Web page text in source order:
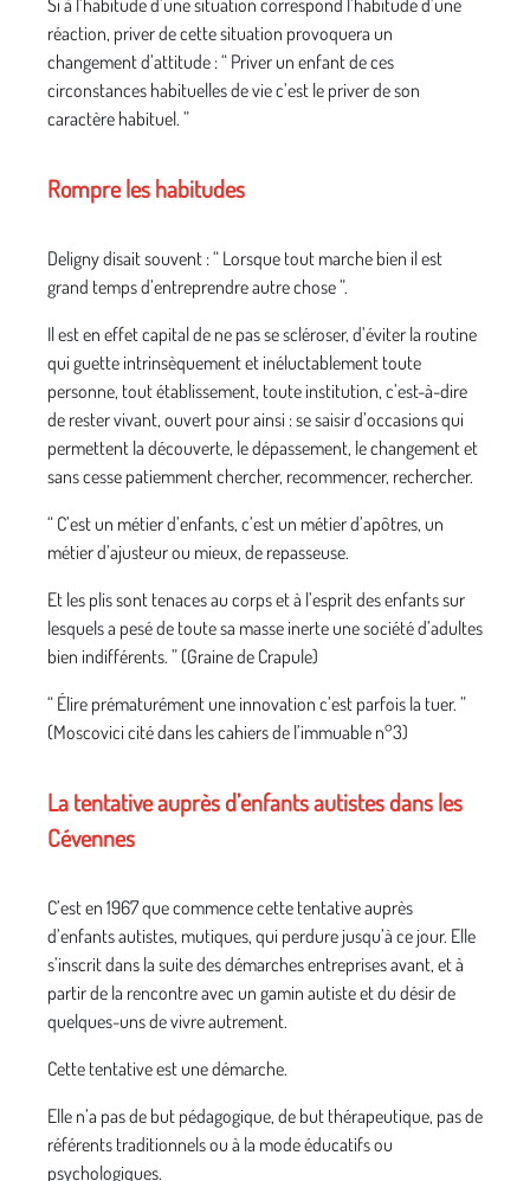
Si à l’habitude d’une situation correspond l’habitude d’une
réaction, priver de cette situation provoquera un
changement d’attitude : “ Priver un enfant de ces
circonstances habituelles de vie c’est le priver de son
caractère habituel. ”
Rompre les habitudes
Deligny disait souvent : “ Lorsque tout marche bien il est
grand temps d’entreprendre autre chose ”.
Il est en effet capital de ne pas se scléroser, d’éviter la routine
qui guette intrinsèquement et inéluctablement toute
personne, tout établissement, toute institution, c’est-à-dire
de rester vivant, ouvert pour ainsi : se saisir d’occasions qui
permettent la découverte, le dépassement, le changement et
sans cesse patiemment chercher, recommencer, rechercher.
“ C’est un métier d’enfants, c’est un métier d’apôtres, un
métier d’ajusteur ou mieux, de repasseuse.
Et les plis sont tenaces au corps et à l’esprit des enfants sur
lesquels a pesé de toute sa masse inerte une société d’adultes
bien indifférents. ” (Graine de Crapule)
“ Élire prématurément une innovation c’est parfois la tuer. ”
(Moscovici cité dans les cahiers de l’immuable n°3)
La tentative auprès d’enfants autistes dans les
Cévennes
C’est en 1967 que commence cette tentative auprès
d’enfants autistes, mutiques, qui perdure jusqu’à ce jour. Elle
s’inscrit dans la suite des démarches entreprises avant, et à
partir de la rencontre avec un gamin autiste et du désir de
quelques-uns de vivre autrement.
Cette tentative est une démarche.
Elle n’a pas de but pédagogique, de but thérapeutique, pas de
référents traditionnels ou à la mode éducatifs ou
psychologiques.